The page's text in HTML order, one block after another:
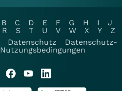
B C D E F G H I
J
R S T U V W X Y
Z
Datenschutz
Datenschutz-
Nutzungsbedingungen